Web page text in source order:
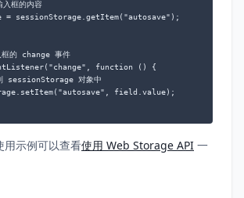
框的内容
= sessionStorage.getItem("autosave");
的 change 事件
function () {
sessionStorage 对象中
field.value);
用示例可以查看使用 Web Storage API 一